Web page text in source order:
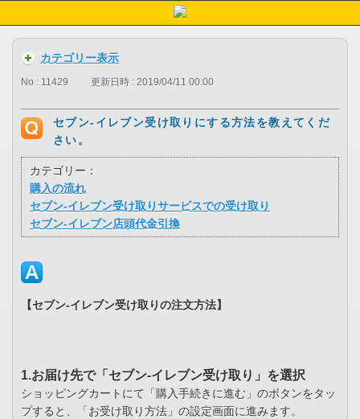
カテゴリー表示
No : 11429 更新日時 : 2019/04/11 00:00
セブン-イレブン受け取りにする方法を教えてくだ
さい。
カテゴリー：
購入の流れ
セブン-イレブン受け取りサービスでの受け取り
セブン-イレブン店頭代金引換
【セブン-イレブン受け取りの注文方法】
1.お届け先で「セブン-イレブン受け取り」を選択
ショッピングカートにて「購入手続きに進む」のボタンをタッ
プすると、「お受け取り方法」の設定画面に進みます。